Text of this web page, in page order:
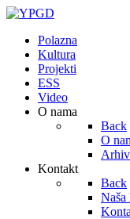
Polazna
Kultura
Projekti
ESS
Video
O nama
Back
O
Kontakt
Back
Naša